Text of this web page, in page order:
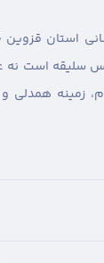
استان
سلیقه است نه
زمینه